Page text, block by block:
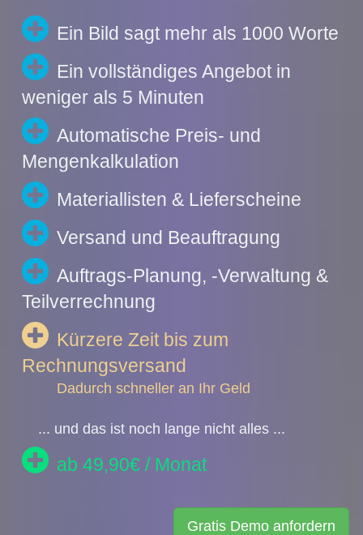
Ein Bild sagt mehr als 1000 Worte
Ein vollständiges Angebot in
weniger als 5 Minuten
Automatische Preis- und
Mengenkalkulation
Materiallisten & Lieferscheine
Versand und Beauftragung
Auftrags-Planung, -Verwaltung &
Teilverrechnung
Kürzere Zeit bis zum
Rechnungsversand
Dadurch schneller an Ihr Geld
... und das ist noch lange nicht alles ...
ab 49,90€ / Monat
Gratis Demo anfordern